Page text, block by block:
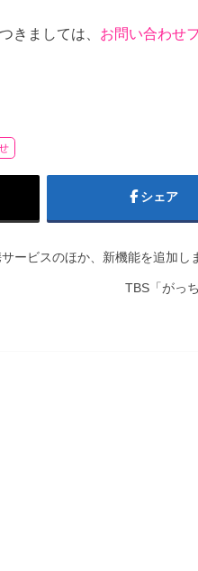
きましては、 お問い合わせ
シェア
ービスのほか、新機能を追加し
TBS「がっ